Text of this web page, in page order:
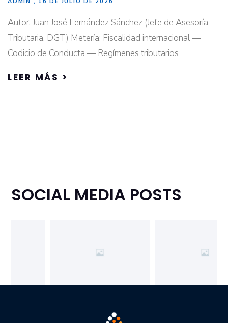
Autor: Juan José Fernández Sánchez (Jefe de Asesoría
Tributaria, DGT) Metería: Fiscalidad internacional —
Codicio de Conducta — Regímenes tributarios
LEER MÁS >
SOCIAL MEDIA POSTS